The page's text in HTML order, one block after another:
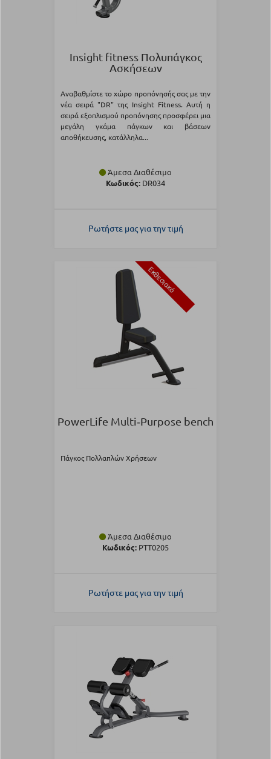
Insight fitness Πολυπάγκος
Ασκήσεων
Αναβαθμίστε το χώρο προπόνησής σας με την
νέα σειρά "DR" της Insight Fitness. Αυτή η
σειρά εξοπλισμού προπόνησης προσφέρει μια
μεγάλη γκάμα πάγκων και βάσεων
αποθήκευσης, κατάλληλα...
Άμεσα Διαθέσιμο
Κωδικός: DR034
Ρωτήστε μας για την τιμή
Εκθεσιακό
PowerLife Multi‑Purpose bench
Πάγκος Πολλαπλών Χρήσεων
Άμεσα Διαθέσιμο
Κωδικός: PTT0205
Ρωτήστε μας για την τιμή